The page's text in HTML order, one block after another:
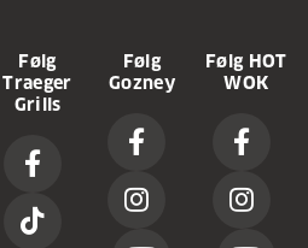
Følg
Traeger
Grills
Følg
Gozney
Følg HOT
WOK